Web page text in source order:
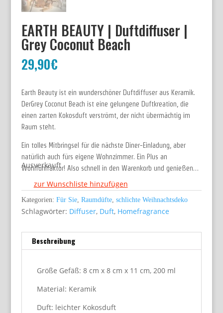
EARTH BEAUTY | Duftdiffuser |
Grey Coconut Beach
29,90€
Earth Beauty ist ein wunderschöner Duftdiffuser aus Keramik.
DerGrey Coconut Beach ist eine gelungene Duftkreation, die
einen zarten Kokosduft verströmt, der nicht übermächtig im
Raum steht.
Ein tolles Mitbringsel für die nächste Diner-Einladung, aber
natürlich auch fürs eigene Wohnzimmer. Ein Plus an
Wohlfühlfaktor! Also schnell in den Warenkorb und genießen…
Ausverkauft
zur Wunschliste hinzufügen
Kategorien: Für Sie, Raumdüfte, schlichte Weihnachtsdeko
Schlagwörter: Diffuser, Duft, Homefragrance
Beschreibung
Größe Gefäß: 8 cm x 8 cm x 11 cm, 200 ml
Material: Keramik
Duft: leichter Kokosduft